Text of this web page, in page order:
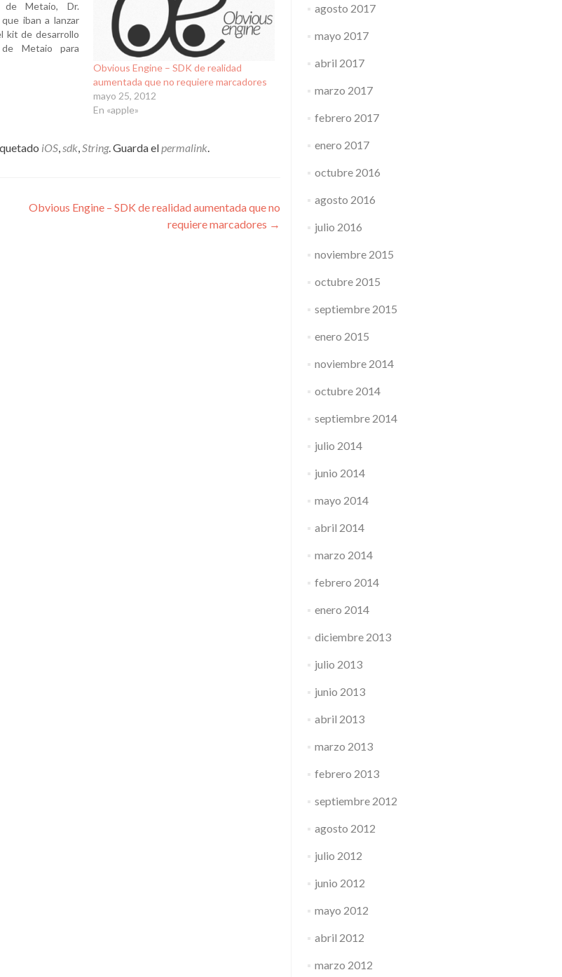
de Metaio, Dr.
iban a lanzar
kit de desarrollo
Metaio para
manos a la
su software
Obvious Engine – SDK de realidad
aumentada que no requiere marcadores
mayo 25, 2012
En «apple»
iOS,sdk,String. Guarda elpermalink.
Obvious Engine – SDK de realidad aumentada que no
requiere marcadores →
agosto 2017
mayo 2017
abril 2017
marzo 2017
febrero 2017
enero 2017
octubre 2016
agosto 2016
julio 2016
noviembre 2015
octubre 2015
septiembre 2015
enero 2015
noviembre 2014
octubre 2014
septiembre 2014
julio 2014
junio 2014
mayo 2014
abril 2014
marzo 2014
febrero 2014
enero 2014
diciembre 2013
julio 2013
junio 2013
abril 2013
marzo 2013
febrero 2013
septiembre 2012
agosto 2012
julio 2012
junio 2012
mayo 2012
abril 2012
marzo 2012